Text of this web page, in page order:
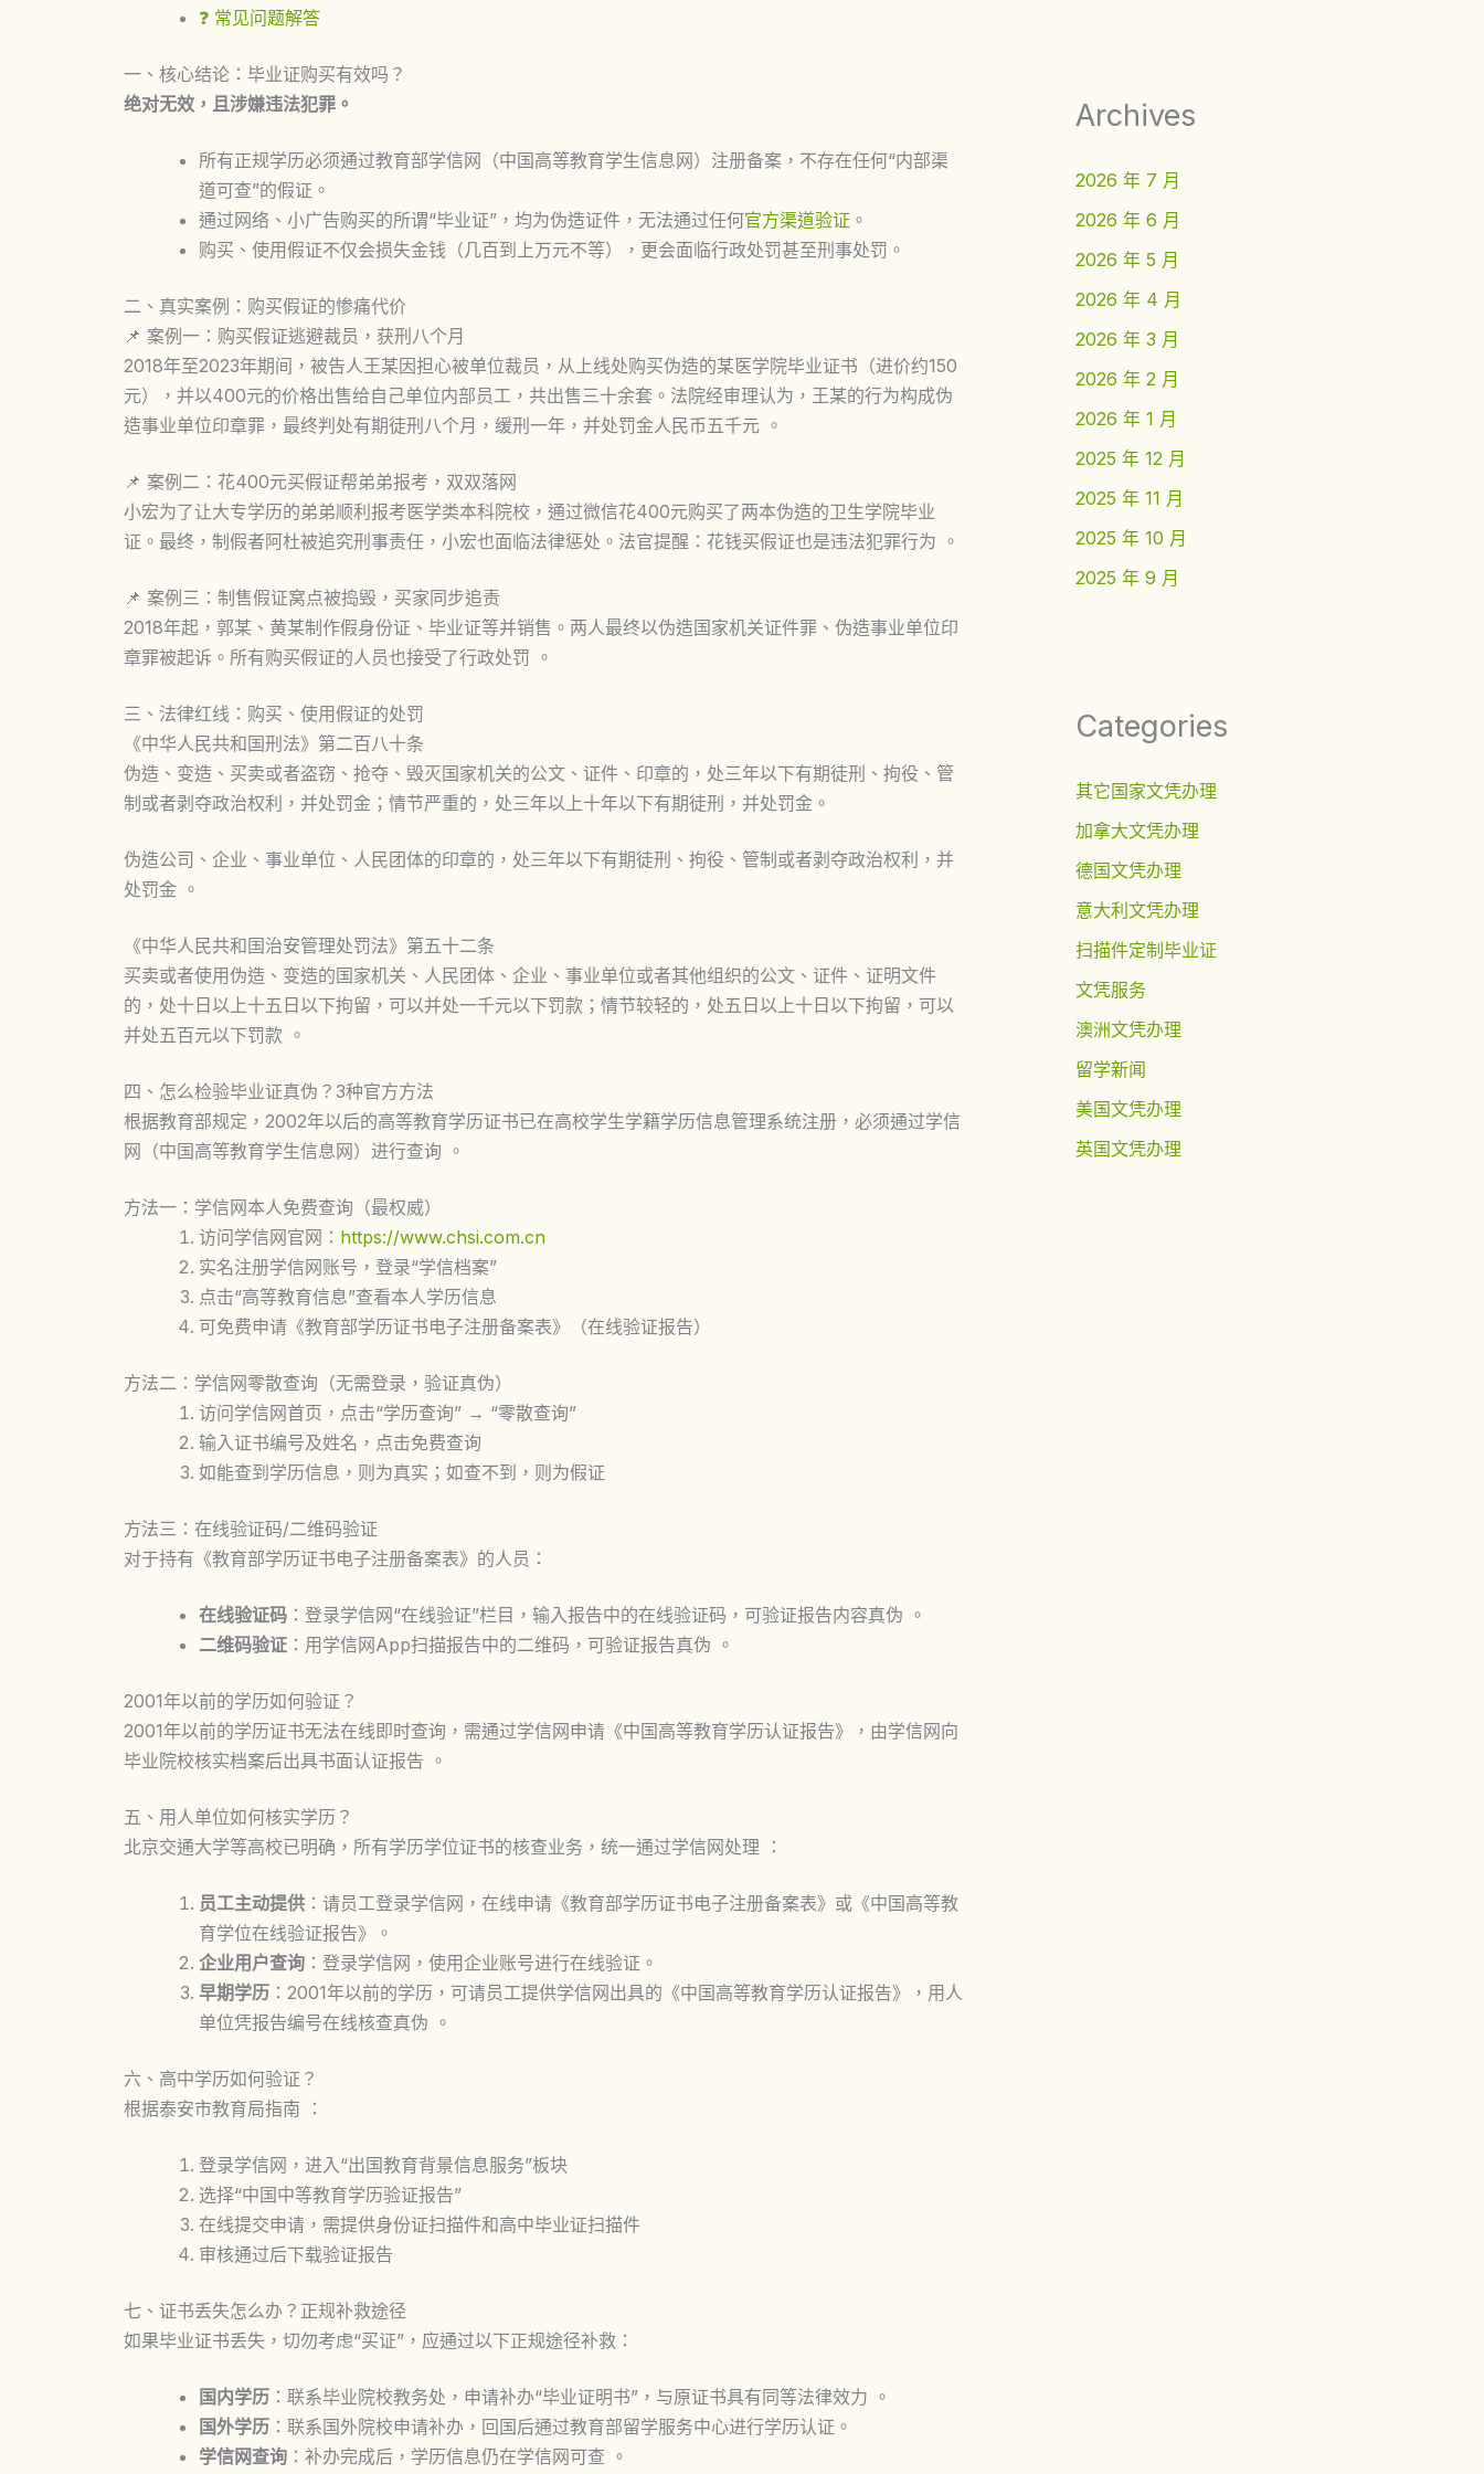
❓ 常见问题解答
一、核心结论：毕业证购买有效吗？
绝对无效，且涉嫌违法犯罪。
所有正规学历必须通过教育部学信网（中国高等教育学生信息网）注册备案，不存在任何“内部渠
道可查”的假证。
通过网络、小广告购买的所谓“毕业证”，均为伪造证件，无法通过任何官方渠道验证 。
购买、使用假证不仅会损失金钱（几百到上万元不等），更会面临行政处罚甚至刑事处罚。
二、真实案例：购买假证的惨痛代价
📌 案例一：购买假证逃避裁员，获刑八个月
2018年至2023年期间，被告人王某因担心被单位裁员，从上线处购买伪造的某医学院毕业证书（进价约150
元），并以400元的价格出售给自己单位内部员工，共出售三十余套。法院经审理认为，王某的行为构成伪
造事业单位印章罪，最终判处有期徒刑八个月，缓刑一年，并处罚金人民币五千元 。
📌 案例二：花400元买假证帮弟弟报考，双双落网
小宏为了让大专学历的弟弟顺利报考医学类本科院校，通过微信花400元购买了两本伪造的卫生学院毕业
证。最终，制假者阿杜被追究刑事责任，小宏也面临法律惩处。法官提醒： 花钱买假证也是违法犯罪行为 。
📌 案例三：制售假证窝点被捣毁，买家同步追责
2018年起，郭某、黄某制作假身份证、毕业证等并销售。两人最终以伪造国家机关证件罪、伪造事业单位印
章罪被起诉。所有购买假证的人员也接受了行政处罚 。
三、法律红线：购买、使用假证的处罚
《中华人民共和国刑法》第二百八十条
伪造、变造、买卖或者盗窃、抢夺、毁灭国家机关的公文、证件、印章的，处三年以下有期徒刑、拘役、管
制或者剥夺政治权利，并处罚金；情节严重的，处三年以上十年以下有期徒刑，并处罚金。
伪造公司、企业、事业单位、人民团体的印章的，处三年以下有期徒刑、拘役、管制或者剥夺政治权利，并
处罚金 。
《中华人民共和国治安管理处罚法》第五十二条
买卖或者使用伪造、变造的国家机关、人民团体、企业、事业单位或者其他组织的公文、证件、证明文件
的，处十日以上十五日以下拘留，可以并处一千元以下罚款；情节较轻的，处五日以上十日以下拘留，可以
并处五百元以下罚款 。
四、怎么检验毕业证真伪？3种官方方法
根据教育部规定，2002年以后的高等教育学历证书已在高校学生学籍学历信息管理系统注册， 必须通过学信
网（中国高等教育学生信息网）进行查询 。
方法一：学信网本人免费查询（最权威）
访问学信网官网： https://www.chsi.com.cn
实名注册学信网账号，登录“学信档案”
点击“高等教育信息”查看本人学历信息
可免费申请《教育部学历证书电子注册备案表》（在线验证报告）
方法二：学信网零散查询（无需登录，验证真伪）
访问学信网首页，点击“学历查询” → “零散查询”
输入证书编号及姓名，点击免费查询
如能查到学历信息，则为真实；如查不到，则为假证
方法三：在线验证码/二维码验证
对于持有《教育部学历证书电子注册备案表》的人员：
在线验证码 ：登录学信网“在线验证”栏目，输入报告中的在线验证码，可验证报告内容真伪 。
二维码验证 ：用学信网App扫描报告中的二维码，可验证报告真伪 。
2001年以前的学历如何验证？
2001年以前的学历证书无法在线即时查询，需通过学信网申请《中国高等教育学历认证报告》，由学信网向
毕业院校核实档案后出具书面认证报告 。
五、用人单位如何核实学历？
北京交通大学等高校已明确，所有学历学位证书的核查业务，统一通过学信网处理 ：
员工主动提供 ：请员工登录学信网，在线申请《教育部学历证书电子注册备案表》或《中国高等教
育学位在线验证报告》。
企业用户查询 ：登录学信网，使用企业账号进行在线验证。
早期学历 ：2001年以前的学历，可请员工提供学信网出具的《中国高等教育学历认证报告》，用人
单位凭报告编号在线核查真伪 。
六、高中学历如何验证？
根据泰安市教育局指南 ：
登录学信网，进入“出国教育背景信息服务”板块
选择“中国中等教育学历验证报告”
在线提交申请，需提供身份证扫描件和高中毕业证扫描件
审核通过后下载验证报告
七、证书丢失怎么办？正规补救途径
如果毕业证书丢失，切勿考虑“买证”，应通过以下正规途径补救：
国内学历 ：联系毕业院校教务处，申请补办“毕业证明书”，与原证书具有同等法律效力 。
国外学历 ：联系国外院校申请补办，回国后通过教育部留学服务中心进行学历认证。
学信网查询 ：补办完成后，学历信息仍在学信网可查 。
Archives
2026 年 7 月
2026 年 6 月
2026 年 5 月
2026 年 4 月
2026 年 3 月
2026 年 2 月
2026 年 1 月
2025 年 12 月
2025 年 11 月
2025 年 10 月
2025 年 9 月
Categories
其它国家文凭办理
加拿大文凭办理
德国文凭办理
意大利文凭办理
扫描件定制毕业证
文凭服务
澳洲文凭办理
留学新闻
美国文凭办理
英国文凭办理